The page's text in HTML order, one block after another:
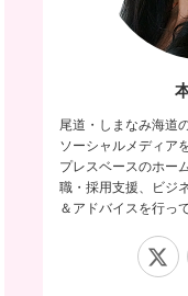
尾道・しまなみ海道
ソーシャルメディア
プレスベースのホー
職・採用支援、ビジ
＆アドバイスを行っ